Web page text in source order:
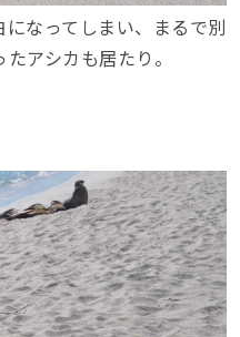
なってしまい、まるで別
アシカも居たり。